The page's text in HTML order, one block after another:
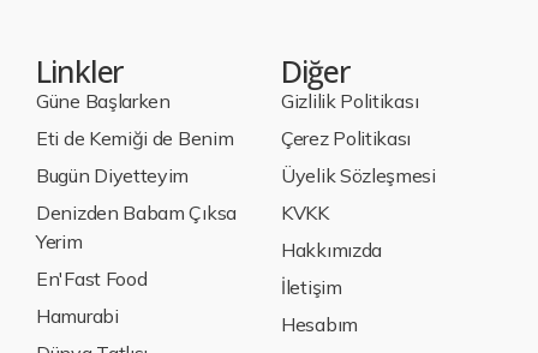
Linkler
Güne Başlarken
Eti de Kemiği de Benim
Bugün Diyetteyim
Denizden Babam Çıksa
Yerim
En'Fast Food
Hamurabi
Diğer
Gizlilik Politikası
Çerez Politikası
Üyelik Sözleşmesi
KVKK
Hakkımızda
İletişim
Hesabım